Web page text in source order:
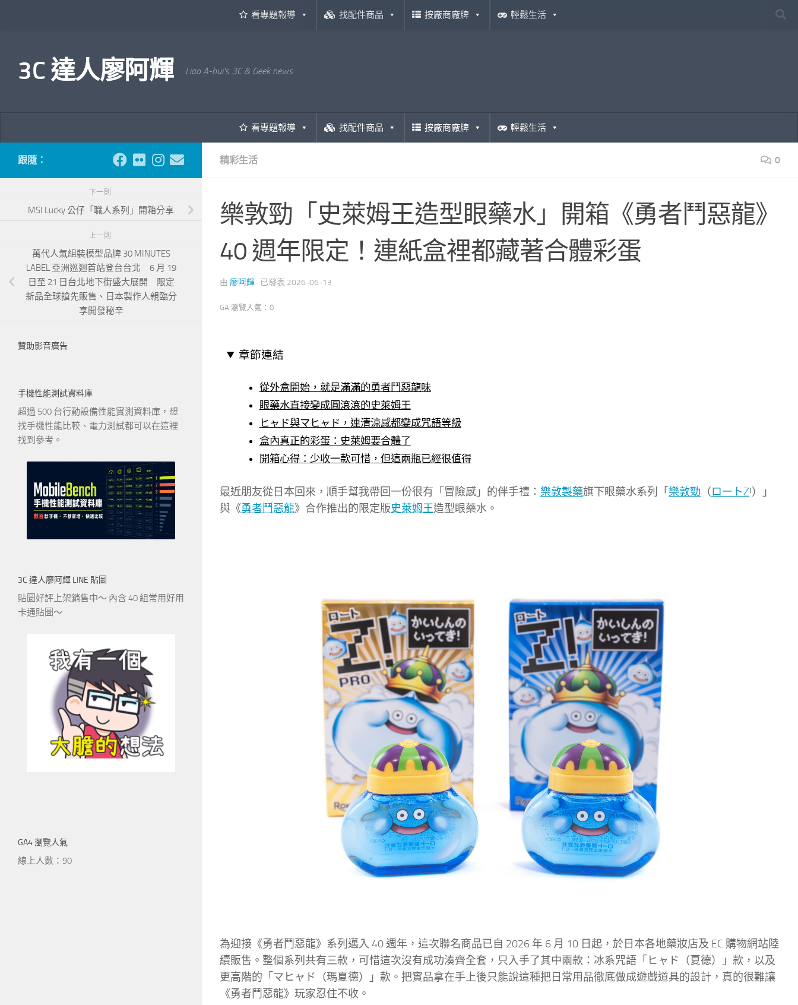
看專題報導 找配件商品 按廠商廠牌 輕鬆生活
3C 達人廖阿輝 Liao A-hui's 3C & Geek news
看專題報導 找配件商品 按廠商廠牌 輕鬆生活
精彩生活 0
樂敦勁「史萊姆王造型眼藥水」開箱《勇者鬥惡龍》
40 週年限定！連紙盒裡都藏著合體彩蛋
由 廖阿輝 · 已發表 2026-06-13
GA 瀏覽人氣：0
章節連結
從外盒開始，就是滿滿的勇者鬥惡龍味
眼藥水直接變成圓滾滾的史萊姆王
ヒャド與マヒャド，連清涼感都變成咒語等級
盒內真正的彩蛋：史萊姆要合體了
開箱心得：少收一款可惜，但這兩瓶已經很值得
最近朋友從日本回來，順手幫我帶回一份很有「冒險感」的伴手禮： 樂敦製藥旗下眼藥水系列「 樂敦勁 （ロートZ!）」
與《勇者鬥惡龍》合作推出的限定版史萊姆王造型眼藥水。
為迎接《勇者鬥惡龍》系列邁入 40 週年，這次聯名商品已自 2026 年 6 月 10 日起，於日本各地藥妝店及 EC 購物網站陸
續販售。整個系列共有三款，可惜這次沒有成功湊齊全套，只入手了其中兩款：冰系咒語「ヒャド（夏德）」款，以及
更高階的「マヒャド（瑪夏德）」款。把實品拿在手上後只能說這種把日常用品徹底做成遊戲道具的設計，真的很難讓
《勇者鬥惡龍》玩家忍住不收。
跟隨：
下一則
MSI Lucky 公仔「職人系列」開箱分享
上一則
萬代人氣組裝模型品牌 30 MINUTES
LABEL 亞洲巡迴首站登台台北 6 月 19
日至 21 日台北地下街盛大展開 限定
新品全球搶先販售、日本製作人親臨分
享開發秘辛
贊助影音廣告
手機性能測試資料庫
超過 500 台行動設備性能實測資料庫，想
找手機性能比較、電力測試都可以在這裡
找到參考。
3C 達人廖阿輝 LINE 貼圖
貼圖好評上架銷售中～ 內含 40 組常用好用
卡通貼圖～
GA4 瀏覽人氣
線上人數：90